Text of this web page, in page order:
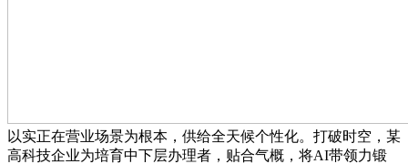
以实正在营业场景为根本，供给全天候个性化。打破时空，某
高科技企业为培育中下层办理者，贴合气概，将AI带领力锻